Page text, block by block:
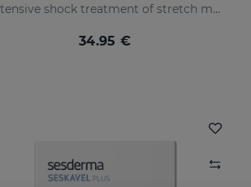
Intensive shock treatment of stretch marks shock (pearly white).
34.95 €